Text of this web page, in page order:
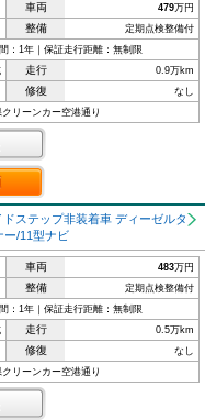
車両 479万円
整備 定期点検整備付
：1年｜保証走行距離：無制限
走行 0.9万km
修復 なし
リーンカー空港通り
ステップ非装着車 ディーゼルタ
ー/11型ナビ
車両 483万円
整備 定期点検整備付
：1年｜保証走行距離：無制限
走行 0.5万km
修復 なし
リーンカー空港通り